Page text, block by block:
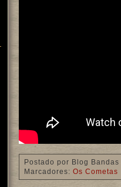
Postado por Blog Bandas
Marcadores: Os Cometas